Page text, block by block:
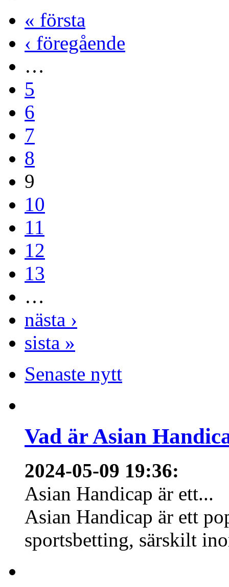
« första
‹ föregående
…
5
6
7
8
9
10
11
12
13
…
nästa ›
sista »
Senaste nytt
Vad är Asian
2024-05-09 19:36:
Asian Handicap är ett...
Asian Handicap är ett
sportsbetting, särskilt